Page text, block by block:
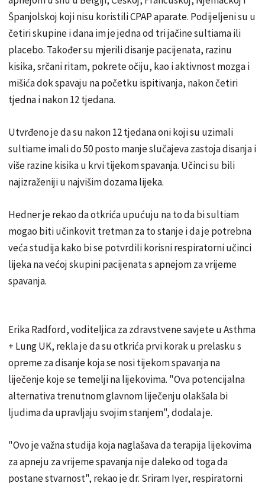
Španjolskoj koji nisu koristili CPAP aparate. Podijeljeni su u
četiri skupine i dana im je jedna od tri jačine sultiama ili
placebo. Također su mjerili disanje pacijenata, razinu
kisika, srčani ritam, pokrete očiju, kao i aktivnost mozga i
mišića dok spavaju na početku ispitivanja, nakon četiri
tjedna i nakon 12 tjedana.
Utvrđeno je da su nakon 12 tjedana oni koji su uzimali
sultiame imali do 50 posto manje slučajeva zastoja disanja i
više razine kisika u krvi tijekom spavanja. Učinci su bili
najizraženiji u najvišim dozama lijeka.
Hedner je rekao da otkrića upućuju na to da bi sultiam
mogao biti učinkovit tretman za to stanje i da je potrebna
veća studija kako bi se potvrdili korisni respiratorni učinci
lijeka na većoj skupini pacijenata s apnejom za vrijeme
spavanja.
Erika Radford, voditeljica za zdravstvene savjete u Asthma
+ Lung UK, rekla je da su otkrića prvi korak u prelasku s
opreme za disanje koja se nosi tijekom spavanja na
liječenje koje se temelji na lijekovima. "Ova potencijalna
alternativa trenutnom glavnom liječenju olakšala bi
ljudima da upravljaju svojim stanjem", dodala je.
"Ovo je važna studija koja naglašava da terapija lijekovima
za apneju za vrijeme spavanja nije daleko od toga da
postane stvarnost", rekao je dr. Sriram Iyer, respiratorni